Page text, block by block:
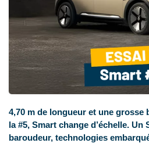
4,70 m de longueur et une grosse
la #5, Smart change d’échelle. Un
baroudeur, technologies